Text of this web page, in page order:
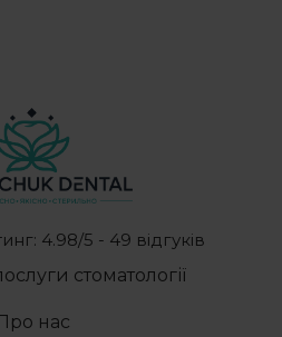
4.98/5 - 49 відгуків
стоматології
нас